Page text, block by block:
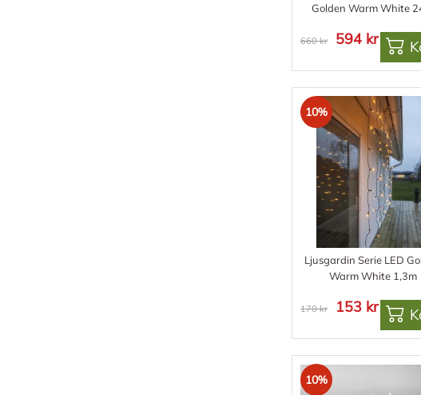
Golden Warm White
660 kr 594 kr
10%
Ljusgardin Serie LED
Warm White 1,3m
170 kr 153 kr
10%